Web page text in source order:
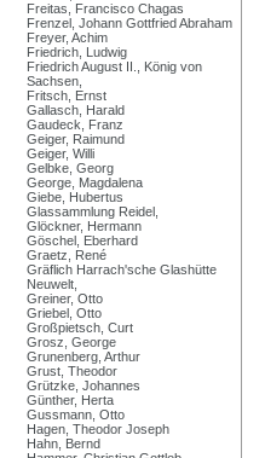
Freitas, Francisco Chagas
Frenzel, Johann Gottfried Abraham
Freyer, Achim
Friedrich, Ludwig
Friedrich August II., König von
Sachsen,
Fritsch, Ernst
Gallasch, Harald
Gaudeck, Franz
Geiger, Raimund
Geiger, Willi
Gelbke, Georg
George, Magdalena
Giebe, Hubertus
Glassammlung Reidel,
Glöckner, Hermann
Göschel, Eberhard
Graetz, René
Gräflich Harrach'sche Glashütte
Neuwelt,
Greiner, Otto
Griebel, Otto
Großpietsch, Curt
Grosz, George
Grunenberg, Arthur
Grust, Theodor
Grützke, Johannes
Günther, Herta
Gussmann, Otto
Hagen, Theodor Joseph
Hahn, Bernd